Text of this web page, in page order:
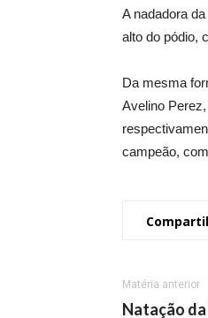
A nadadora
alto do pódio,
Da mesma
Avelino
campeão,
Matéria anterior
Natação